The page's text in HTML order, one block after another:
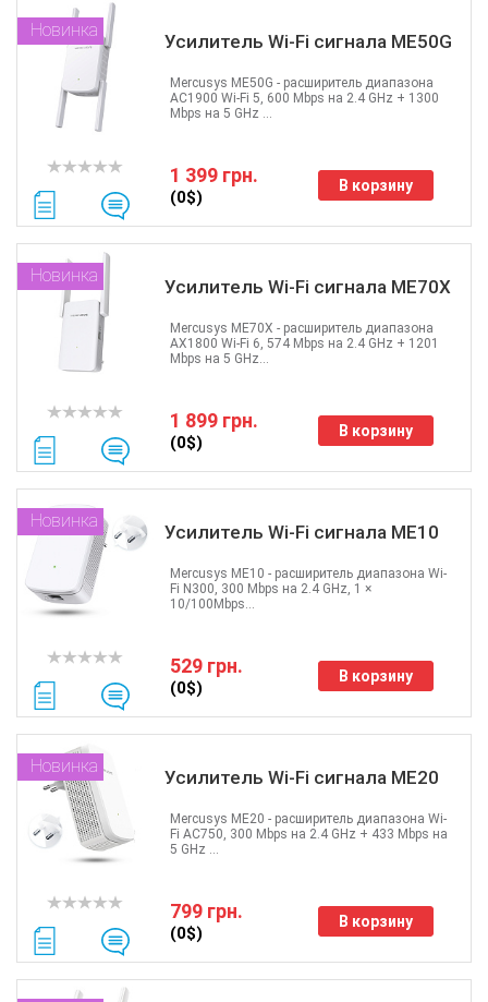
Усилитель Wi-Fi сигнала ME50G
Новинка
1 399 грн.
(0$)
В корзину
Mercusys ME50G - расширитель диапазона
AC1900 Wi-Fi 5, 600 Mbps на 2.4 GHz + 1300
Mbps на 5 GHz ...
Усилитель Wi-Fi сигнала ME70X
Новинка
1 899 грн.
(0$)
В корзину
Mercusys ME70X - расширитель диапазона
AX1800 Wi-Fi 6, 574 Mbps на 2.4 GHz + 1201
Mbps на 5 GHz...
Усилитель Wi-Fi сигнала ME10
Новинка
529 грн.
(0$)
В корзину
Mercusys ME10 - расширитель диапазона Wi-
Fi N300, 300 Mbps на 2.4 GHz, 1 ×
10/100Mbps...
Усилитель Wi-Fi сигнала ME20
Новинка
799 грн.
(0$)
В корзину
Mercusys ME20 - расширитель диапазона Wi-
Fi AC750, 300 Mbps на 2.4 GHz + 433 Mbps на
5 GHz ...